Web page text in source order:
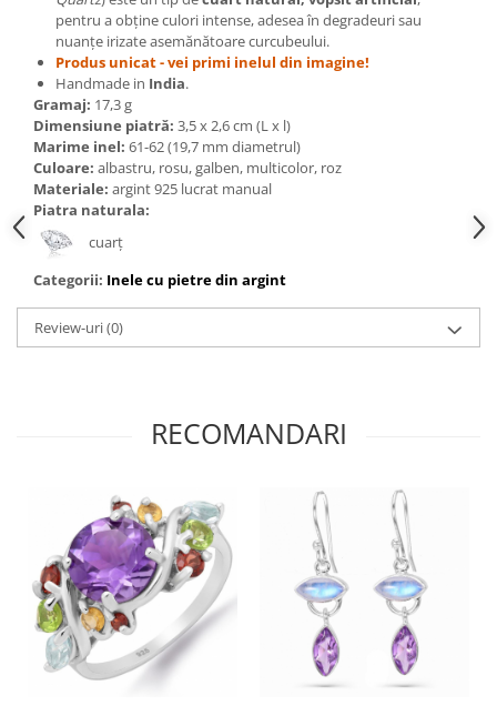
Bijuterii turmaline
Bijuterii morganit
pentru a obține culori intense, adesea în degradeuri sau
nuanțe irizate asemănătoare curcubeului.
Produs unicat- vei primi inelul din imagine!
Handmade in India.
Gramaj: 17,3 g
Dimensiune piatră: 3,5 x 2,6 cm (L x l)
Marime inel: 61-62 (19,7 mm diametrul)
Culoare: albastru, rosu, galben, multicolor, roz
Materiale: argint 925 lucrat manual
Piatra naturala:
cuarț
Categorii: Inele cu pietre din argint
Review-uri(0)
RECOMANDARI